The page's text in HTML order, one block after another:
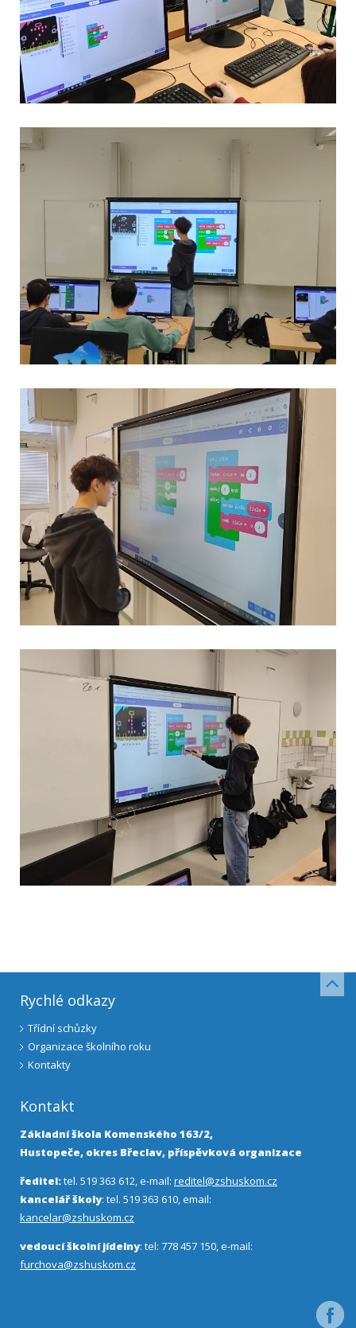
Rychlé odkazy
Třídní schůzky
Organizace školního roku
Kontakty
Kontakt
Základní škola Komenského 163/2,
Hustopeče, okres Břeclav, příspěvková organizace
ředitel:tel. 519 363 612, e-mail: reditel@zshuskom.cz
kancelář školy: tel. 519 363 610, email:
kancelar@zshuskom.cz
vedoucí školní jídelny: tel: 778 457 150, e-mail:
furchova@zshuskom.cz